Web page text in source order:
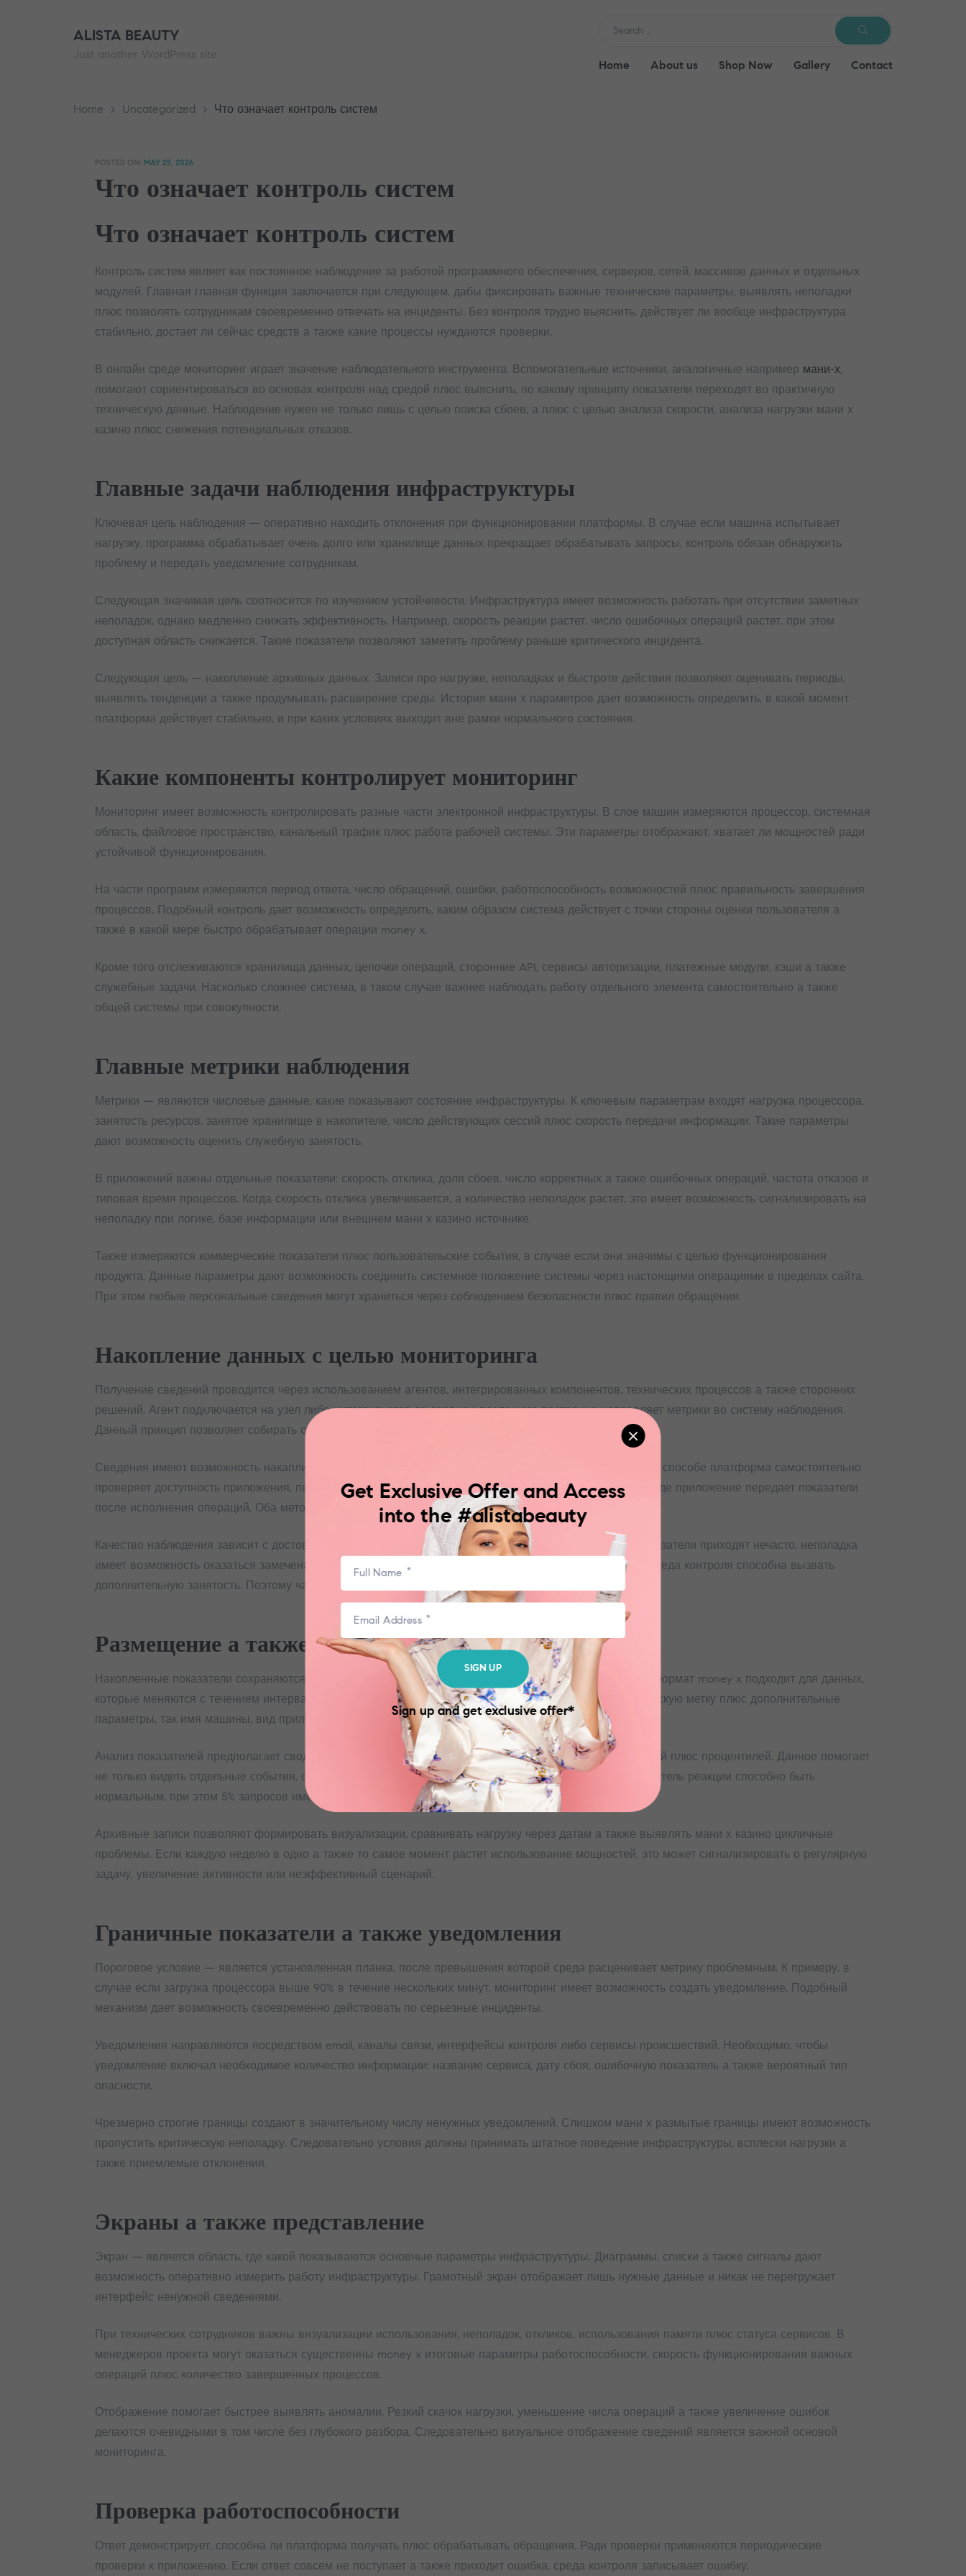
ALISTA BEAUTY
Just another WordPress site
SEARCH
Home About us Shop Now Gallery Contact
Home > Uncategorized > Что означает контроль систем
POSTED ON: MAY 25, 2026
Что означает контроль систем
Что означает контроль систем
Контроль систем являет как постоянное наблюдение за работой программного обеспечения, серверов, сетей, массивов данных и отдельных
модулей. Главная главная функция заключается при следующем, дабы фиксировать важные технические параметры, выявлять неполадки
плюс позволять сотрудникам своевременно отвечать на инциденты. Без контроля трудно выяснить, действует ли вообще инфраструктура
стабильно, достает ли сейчас средств а также какие процессы нуждаются проверки.
В онлайн среде мониторинг играет значение наблюдательного инструмента. Вспомогательные источники, аналогичные например мани-х,
помогают сориентироваться во основах контроля над средой плюс выяснить, по какому принципу показатели переходят во практичную
техническую данные. Наблюдение нужен не только лишь с целью поиска сбоев, а плюс с целью анализа скорости, анализа нагрузки мани х
казино плюс снижения потенциальных отказов.
Главные задачи наблюдения инфраструктуры
Ключевая цель наблюдения — оперативно находить отклонения при функционировании платформы. В случае если машина испытывает
нагрузку, программа обрабатывает очень долго или хранилище данных прекращает обрабатывать запросы, контроль обязан обнаружить
проблему и передать уведомление сотрудникам.
Следующая значимая цель соотносится по изучением устойчивости. Инфраструктура имеет возможность работать при отсутствии заметных
неполадок, однако медленно снижать эффективность. Например, скорость реакции растет, число ошибочных операций растет, при этом
доступная область снижается. Такие показатели позволяют заметить проблему раньше критического инцидента.
Следующая цель — накопление архивных данных. Записи про нагрузке, неполадках и быстроте действия позволяют оценивать периоды,
выявлять тенденции а также продумывать расширение среды. История мани х параметров дает возможность определить, в какой момент
платформа действует стабильно, и при каких условиях выходит вне рамки нормального состояния.
Какие компоненты контролирует мониторинг
Мониторинг имеет возможность контролировать разные части электронной инфраструктуры. В слое машин измеряются процессор, системная
область, файловое пространство, канальный трафик плюс работа рабочей системы. Эти параметры отображают, хватает ли мощностей ради
устойчивой функционирования.
На части программ измеряются период ответа, число обращений, ошибки, работоспособность возможностей плюс правильность завершения
процессов. Подобный контроль дает возможность определить, каким образом система действует с точки стороны оценки пользователя а
также в какой мере быстро обрабатывает операции money x.
Кроме того отслеживаются хранилища данных, цепочки операций, сторонние API, сервисы авторизации, платежные модули, кэши а также
служебные задачи. Насколько сложнее система, в таком случае важнее наблюдать работу отдельного элемента самостоятельно а также
общей системы при совокупности.
Главные метрики наблюдения
Метрики — являются числовые данные, какие показывают состояние инфраструктуры. К ключевым параметрам входят нагрузка процессора,
занятость ресурсов, занятое хранилище в накопителе, число действующих сессий плюс скорость передачи информации. Такие параметры
дают возможность оценить служебную занятость.
В приложений важны отдельные показатели: скорость отклика, доля сбоев, число корректных а также ошибочных операций, частота отказов и
типовая время процессов. Когда скорость отклика увеличивается, а количество неполадок растет, это имеет возможность сигнализировать на
неполадку при логике, базе информации или внешнем мани х казино источнике.
Также измеряются коммерческие показатели плюс пользовательские события, в случае если они значимы с целью функционирования
продукта. Данные параметры дают возможность соединить системное положение системы через настоящими операциями в пределах сайта.
При этом любые персональные сведения могут храниться через соблюдением безопасности плюс правил обращения.
Накопление данных с целью мониторинга
Получение сведений проводится через использованием агентов, интегрированных компонентов, технических процессов а также сторонних
решений. Агент подключается на узел либо интегрируется до сервису, после чего постоянно направляет метрики во систему наблюдения.
Данный принцип позволяет собирать сведения примерно во актуальном потоке мани х.
Сведения имеют возможность накапливаться активным либо пассивным способом. При инициируемом способе платформа самостоятельно
проверяет доступность приложения, передает запрос плюс оценивает отклик. При принимающем подходе приложение передает показатели
после исполнения операций. Оба метода нередко задействуются одновременно.
Качество наблюдения зависит с достоверности и периодичности получения данных. В случае если показатели приходят нечасто, неполадка
имеет возможность оказаться замечена чрезмерно поздно. В случае если данных чрезмерно немало, среда контроля способна вызвать
дополнительную занятость. Поэтому частота передачи должна отвечать значимости метрики.
Размещение а также обработка параметров
Накопленные показатели сохраняются при отдельных хранилищах хронологических серий. Подобный формат money x подходит для данных,
которые меняются с течением интервала. Каждая запись включает показатель показателя, хронологическую метку плюс дополнительные
параметры, так имя машины, вид приложения либо область.
Анализ показателей предполагает сводку, сортировку, определение типовых значений, верхних значений плюс процентилей. Данное помогает
не только видеть отдельные события, однако также понимать общую структуру. Так, усредненное показатель реакции способно быть
нормальным, при этом 5% запросов имеют возможность завершаться слишком продолжительно.
Архивные записи позволяют формировать визуализации, сравнивать нагрузку через датам а также выявлять мани х казино цикличные
проблемы. Если каждую неделю в одно а также то самое момент растет использование мощностей, это может сигнализировать о регулярную
задачу, увеличение активности или неэффективный сценарий.
Граничные показатели а также уведомления
Пороговое условие — является установленная планка, после превышения которой среда расценивает метрику проблемным. К примеру, в
случае если загрузка процессора выше 90% в течение нескольких минут, мониторинг имеет возможность создать уведомление. Подобный
механизм дает возможность своевременно действовать по серьезные инциденты.
Уведомления направляются посредством email, каналы связи, интерфейсы контроля либо сервисы происшествий. Необходимо, чтобы
уведомление включал необходимое количество информации: название сервиса, дату сбоя, ошибочную показатель а также вероятный тип
опасности.
Чрезмерно строгие границы создают в значительному числу ненужных уведомлений. Слишком мани х размытые границы имеют возможность
пропустить критическую неполадку. Следовательно условия должны принимать штатное поведение инфраструктуры, всплески нагрузки а
также приемлемые отклонения.
Экраны а также представление
Экран — является область, где какой показываются основные параметры инфраструктуры. Диаграммы, списки а также сигналы дают
возможность оперативно измерить работу инфраструктуры. Грамотный экран отображает лишь нужные данные и никак не перегружает
интерфейс ненужной сведениями.
При технических сотрудников важны визуализации использования, неполадок, откликов, использования памяти плюс статуса сервисов. В
менеджеров проекта могут оказаться существенны money x итоговые параметры работоспособности, скорость функционирования важных
операций плюс количество завершенных процессов.
Отображение помогает быстрее выявлять аномалии. Резкий скачок нагрузки, уменьшение числа операций а также увеличение ошибок
делаются очевидными в том числе без глубокого разбора. Следовательно визуальное отображение сведений является важной основой
мониторинга.
Проверка работоспособности
Ответ демонстрирует, способна ли платформа получать плюс обрабатывать обращения. Ради проверки применяются периодические
проверки к приложению. Если ответ совсем не поступает а также приходит ошибка, среда контроля записывает ошибку.
Get Exclusive Offer and Access
into the #alistabeauty
SIGN UP
Sign up and get exclusive offer*